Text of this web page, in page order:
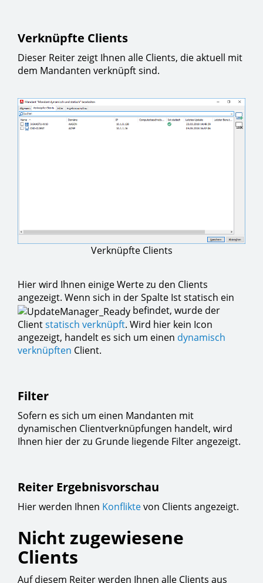
Verknüpfte Clients
Dieser Reiter zeigt Ihnen alle Clients, die aktuell mit
dem Mandanten verknüpft sind.
Verknüpfte Clients
Hier wird Ihnen einige Werte zu den Clients
angezeigt. Wenn sich in der Spalte Ist statisch ein
befindet, wurde der
Clientstatisch verknüpft. Wird hier kein Icon
angezeigt, handelt es sich um einen dynamisch
verknüpften Client.
Filter
Sofern es sich um einen Mandanten mit
dynamischen Clientverknüpfungen handelt, wird
Ihnen hier der zu Grunde liegende Filter angezeigt.
Reiter Ergebnisvorschau
Hier werden Ihnen Konfliktevon Clients angezeigt.
Nicht zugewiesene
Clients
Auf diesem Reiter werden Ihnen alle Clients aus